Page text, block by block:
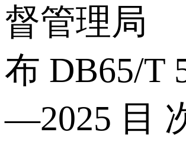
督管理
布 DB65/T
—2025 目